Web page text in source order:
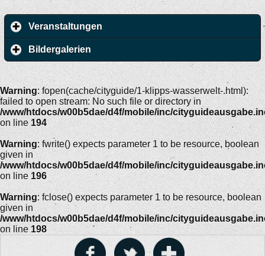
Veranstaltungen
Bildergalerien
Warning: fopen(cache/cityguide/1-klipps-wasserwelt-.html):
failed to open stream: No such file or directory in
/www/htdocs/w00b5dae/d4f/mobile/inc/
on line 194
Warning: fwrite() expects parameter 1 to be resource, boolean
given in
/www/htdocs/w00b5dae/d4f/mobile/inc/
on line 196
Warning: fclose() expects parameter 1 to be resource, boolean
given in
/www/htdocs/w00b5dae/d4f/mobile/inc/
on line 198